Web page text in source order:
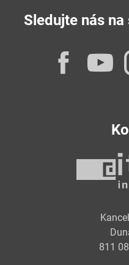
Sledujte nás
811